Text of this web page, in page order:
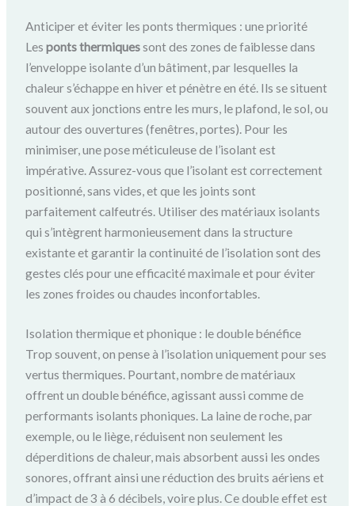
Anticiper et éviter les ponts thermiques : une priorité
Lesponts thermiquessont des zones de faiblesse dans
l’enveloppe isolante d’un bâtiment, par lesquelles la
chaleur s’échappe en hiver et pénètre en été. Ils se situent
souvent aux jonctions entre les murs, le plafond, le sol, ou
autour des ouvertures (fenêtres, portes). Pour les
minimiser, une pose méticuleuse de l’isolant est
impérative. Assurez-vous que l’isolant est correctement
positionné, sans vides, et que les joints sont
parfaitement calfeutrés. Utiliser des matériaux isolants
qui s’intègrent harmonieusement dans la structure
existante et garantir la continuité de l’isolation sont des
gestes clés pour une efficacité maximale et pour éviter
les zones froides ou chaudes inconfortables.
Isolation thermique et phonique : le double bénéfice
Trop souvent, on pense à l’isolation uniquement pour ses
vertus thermiques. Pourtant, nombre de matériaux
offrent un double bénéfice, agissant aussi comme de
performants isolants phoniques. La laine de roche, par
exemple, ou le liège, réduisent non seulement les
déperditions de chaleur, mais absorbent aussi les ondes
sonores, offrant ainsi une réduction des bruits aériens et
d’impact de 3 à 6 décibels, voire plus. Ce double effet est